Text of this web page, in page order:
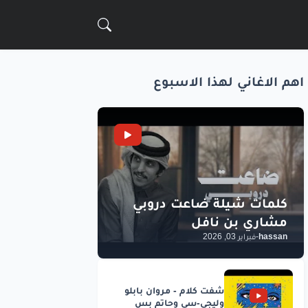
اهم الاغاني لهذا الاسبوع
hassan
-فبراير 03, 2026